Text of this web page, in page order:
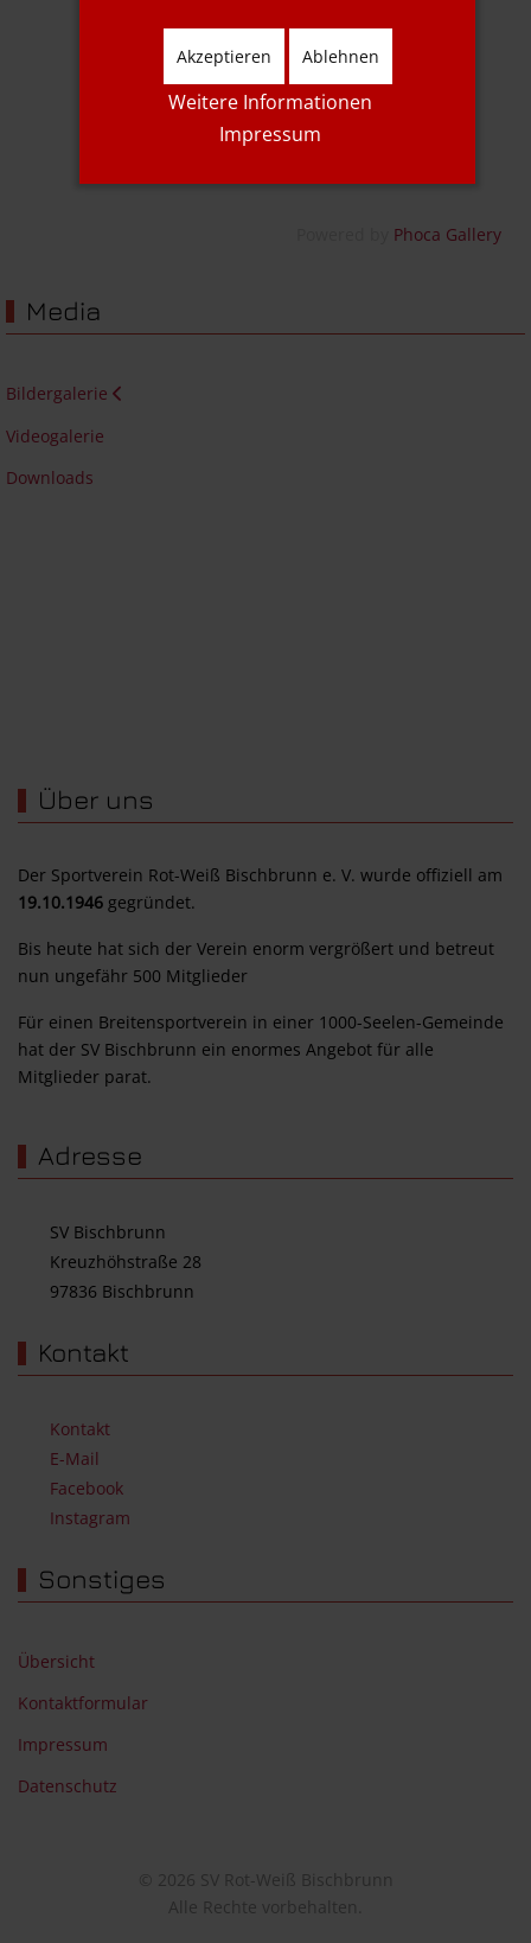
Pfingstsonntag25
Phoca Gallery
Media
Bildergalerie
Videogalerie
Downloads
Über uns
Der Sportverein Rot-Weiß Bischbrunn e. V. wurde offiziell am
19.10.1946 gegründet.
Bis heute hat sich der Verein enorm vergrößert und betreut
nun ungefähr 500 Mitglieder
Für einen Breitensportverein in einer 1000-Seelen-Gemeinde
hat der SV Bischbrunn ein enormes Angebot für alle
Mitglieder parat.
Adresse
SV Bischbrunn
Kreuzhöhstraße 28
97836 Bischbrunn
Kontakt
Kontakt
E-Mail
Facebook
Instagram
Sonstiges
Übersicht
Kontaktformular
Impressum
Datenschutz
© 2026 SV Rot-Weiß Bischbrunn
Alle Rechte vorbehalten.
Akzeptieren Ablehnen
Weitere Informationen
Impressum